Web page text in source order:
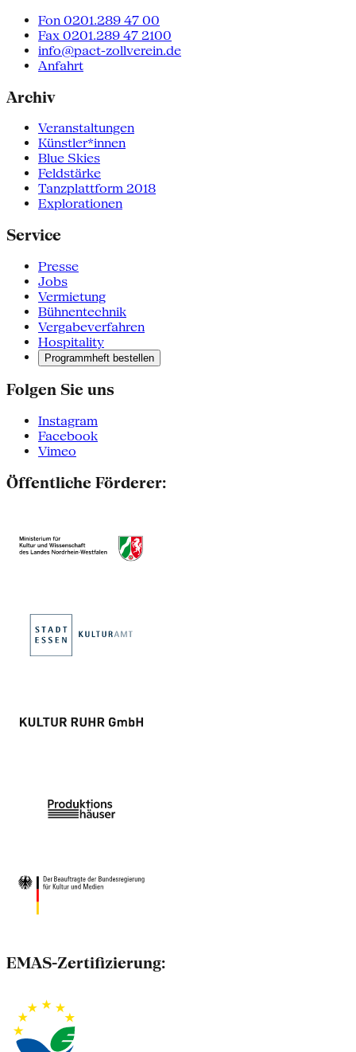
Fon 0201.289 47 00
Fax 0201.289 47 2100
info@pact-zollverein.de
Anfahrt
Archiv
Veranstaltungen
Künstler*innen
Blue Skies
Feldstärke
Tanzplattform 2018
Explorationen
Service
Presse
Jobs
Vermietung
Bühnentechnik
Vergabeverfahren
Hospitality
Programmheft bestellen
Folgen Sie uns
Instagram
Facebook
Vimeo
Öffentliche Förderer:
EMAS-Zertifizierung: